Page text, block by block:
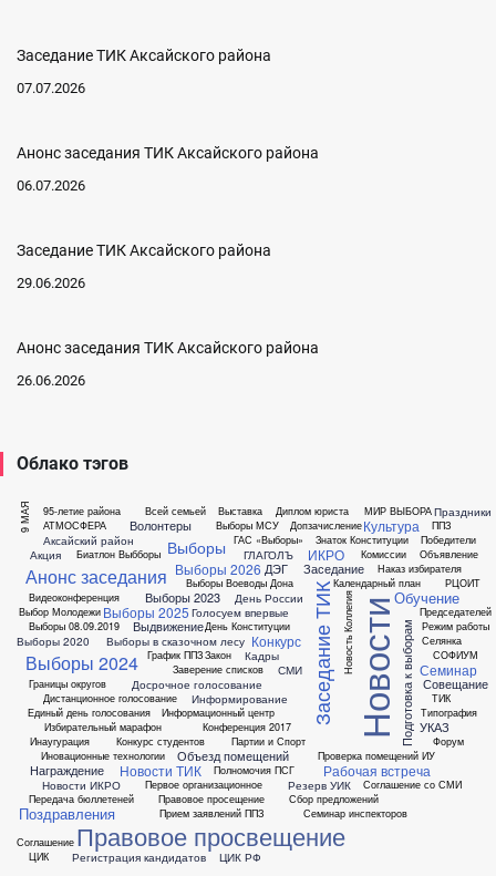
Заседание ТИК Аксайского района
07.07.2026
Анонс заседания ТИК Аксайского района
06.07.2026
Заседание ТИК Аксайского района
29.06.2026
Анонс заседания ТИК Аксайского района
26.06.2026
Облако тэгов
9 МАЯ
95-летие района
АТМОСФЕРА
Аксайский район
Акция
Анонс заседания
Биатлон
Видеоконференция
Волонтеры
Всей семьей
Выбборы
Выбор Молодежи
Выборы
Выборы 08.09.2019
Выборы 2020
Выборы 2023
Выборы 2024
Выборы 2025
Выборы 2026
Выборы Воеводы Дона
Выборы МСУ
Выборы в сказочном лесу
Выдвижение
Выставка
ГАС «Выборы»
ГЛАГОЛЪ
Голосуем впервые
Границы округов
График ППЗ
ДЭГ
День Конституции
День России
Диплом юриста
Дистанционное голосование
Допзачисление
Досрочное голосование
Единый день голосования
Заверение списков
Закон
Заседание
Заседание ТИК
Знаток Конституции
ИКРО
Избирательный марафон
Инаугурация
Иновационные технологии
Информационный центр
Информирование
Кадры
Календарный план
Коллегия
Комиссии
Конкурс
Конкурс студентов
Конференция 2017
Культура
МИР ВЫБОРА
Награждение
Наказ избирателя
Новости
Новости ИКРО
Новости ТИК
Новость
Обучение
Объезд помещений
Объявление
ППЗ
Партии и Спорт
Первое организационное
Передача бюллетеней
Победители
Подготовка к выборам
Поздравления
Полномочия ПСГ
Правовое просвещение
Правовое просещение
Праздники
Председателей
Прием заявлений ППЗ
Проверка помещений ИУ
РЦОИТ
Рабочая встреча
Регистрация кандидатов
Режим работы
Резерв УИК
СМИ
СОФИУМ
Сбор предложений
Селянка
Семинар
Семинар инспекторов
Совещание
Соглашение
Соглашение со СМИ
ТИК
Типография
УКАЗ
Форум
ЦИК ЦИК РФ